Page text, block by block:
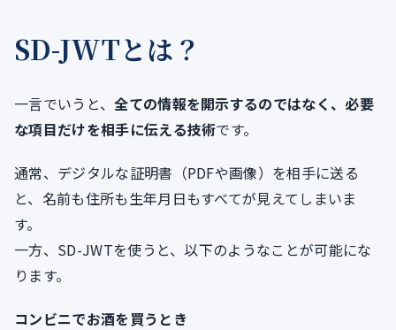
SD-JWTとは？
一言でいうと、全ての情報を開示するのではなく、必要
な項目だけを相手に伝える技術です。
通常、デジタルな証明書（PDFや画像）を相手に送る
と、名前も住所も生年月日もすべてが見えてしまいま
す。
一方、SD-JWTを使うと、以下のようなことが可能にな
ります。
コンビニでお酒を買うとき